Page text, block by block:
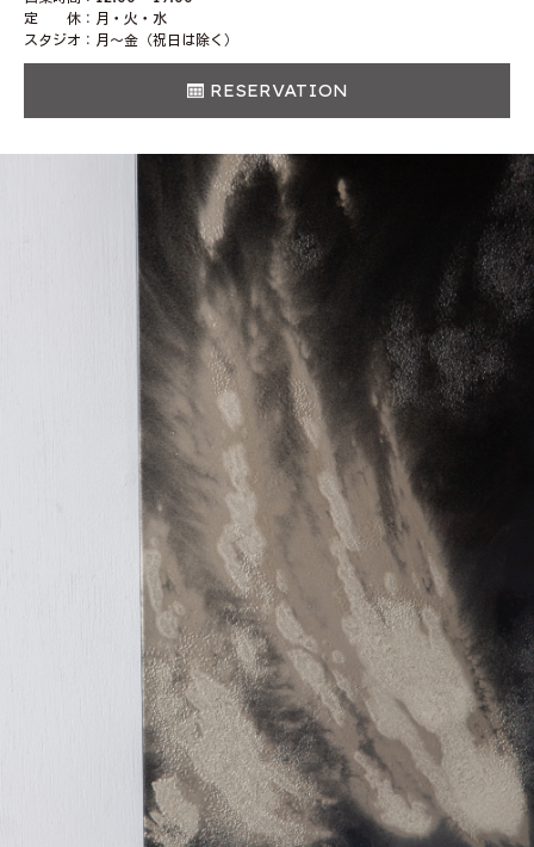
定 休：月・火・水
スタジオ：月〜金（祝日は除く）
RESERVATION